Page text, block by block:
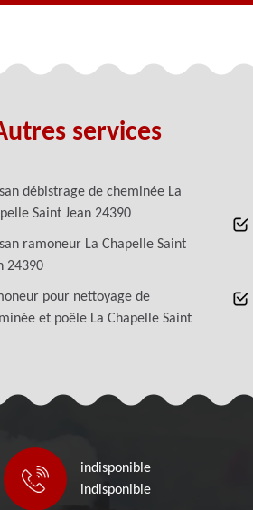
services
débistrage de cheminée La
Saint Jean 24390
ramoneur La Chapelle Saint
24390
pour nettoyage de
et poêle La Chapelle Saint
indisponible
indisponible